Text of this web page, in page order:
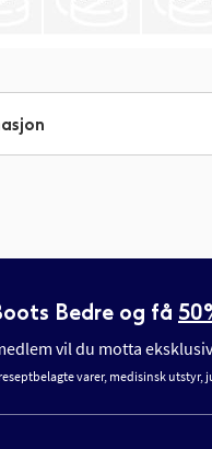
Bedre og få
vil du motta
varer, medisinsk